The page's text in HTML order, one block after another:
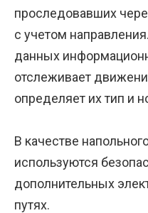
проследовавших
с учетом
данных
отслеживает
определяет их тип и
В качестве
используются
дополнительных
путях.